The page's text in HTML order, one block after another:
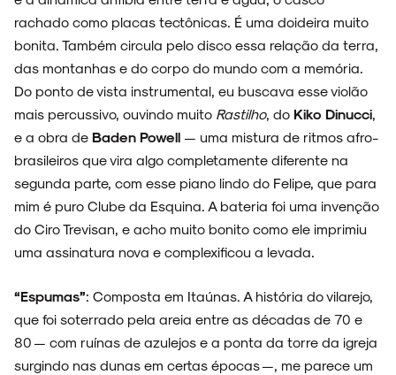
rachado como placas tectônicas. É uma doideira muito
bonita. Também circula pelo disco essa relação da terra,
das montanhas e do corpo do mundo com a memória.
Do ponto de vista instrumental, eu buscava esse violão
mais percussivo, ouvindo muito Rastilho, do Kiko Dinucci,
e a obra de Baden Powell — uma mistura de ritmos afro-
brasileiros que vira algo completamente diferente na
segunda parte, com esse piano lindo do Felipe, que para
mim é puro Clube da Esquina. A bateria foi uma invenção
do Ciro Trevisan, e acho muito bonito como ele imprimiu
uma assinatura nova e complexificou a levada.
“Espumas”: Composta em Itaúnas. A história do vilarejo,
que foi soterrado pela areia entre as décadas de 70 e
80 — com ruínas de azulejos e a ponta da torre da igreja
surgindo nas dunas em certas épocas —, me parece um